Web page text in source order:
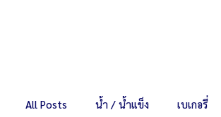
All Posts น้ำ / น้ำแข็ง เบเกอรี่